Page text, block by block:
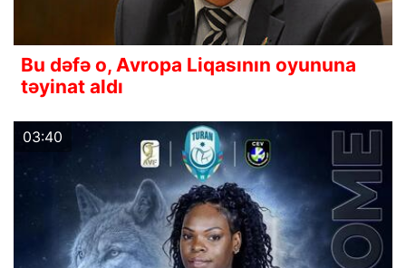
Bu dəfə o, Avropa Liqasının oyununa
təyinat aldı
03:40